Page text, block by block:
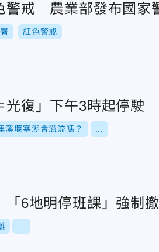
警戒 農業部發布國家
紅色警戒
復」下午3時起停駛
溪堰塞湖會溢流嗎？
6地明停班課」強制